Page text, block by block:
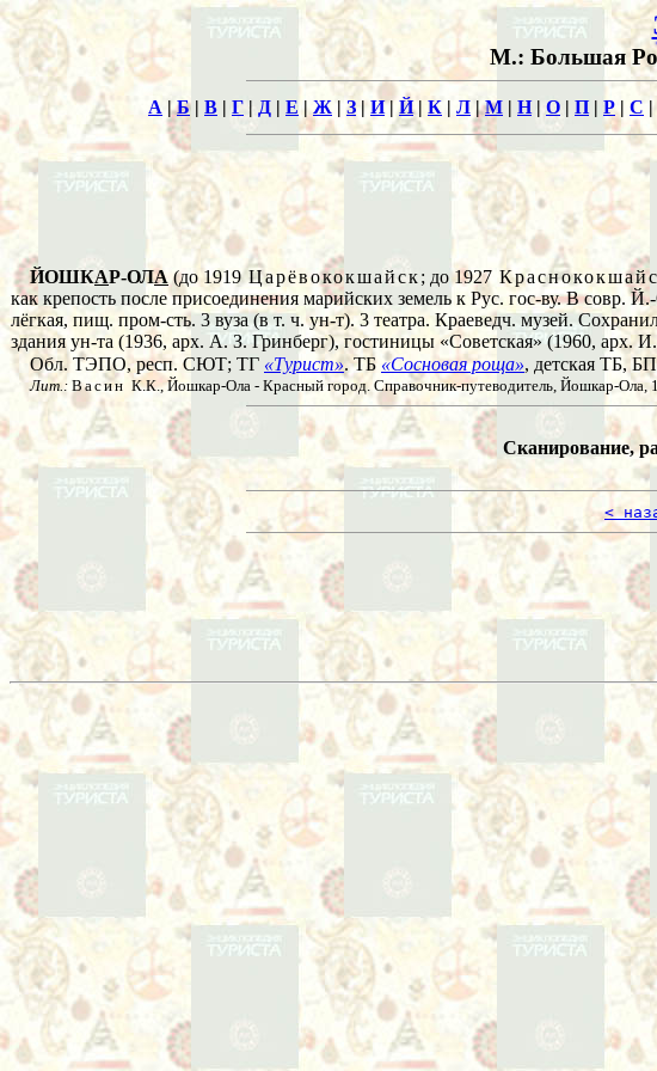
М.: Большая
А |Б| В | Г | Д | Е | Ж | З |И| Й| К | Л |М | Н| О | П | Р | С |
ЙОШКАР-ОЛА (до 1919Царёвококшайск; до 1927
как крепость после присоединения марийских земель к Рус. гос-ву. В
лёгкая, пищ. пром-сть. 3 вуза (в т. ч. ун-т). 3 театра. Краеведч. музей.
здания ун-та (1936, арх. А. З. Гринберг), гостиницы «Советская» (1960,
Обл. ТЭПО, респ. СЮТ; ТГ «Турист». ТБ «Сосновая роща», детская ТБ,
Лит.: Васин К.К., Йошкар-Ола - Красный город. Справочник-путеводитель, Йошкар-
Сканирование,
<